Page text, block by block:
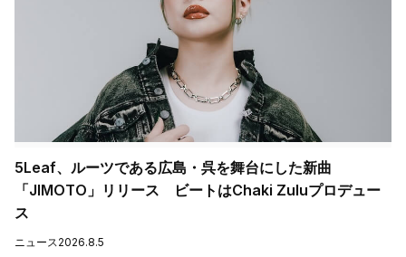
5Leaf、ルーツである広島・呉を舞台にした新曲
「JIMOTO」リリース ビートはChaki Zuluプロデュー
ス
ニュース 2026.8.5